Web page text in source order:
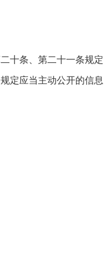
十条、第二十一条规
应当主动公开的信